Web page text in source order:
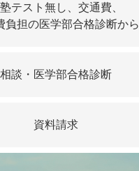
テスト無し、交通費、
負担の医学部合格診断から
相談・医学部合格診断
資料請求